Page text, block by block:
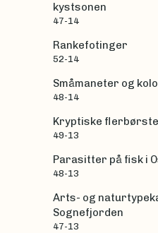
kystsonen
47-14
Rankefotinger
52-14
Småmaneter og
48-14
Kryptiske
49-13
Parasitter på fisk i
48-13
Arts- og
Sognefjorden
47-13